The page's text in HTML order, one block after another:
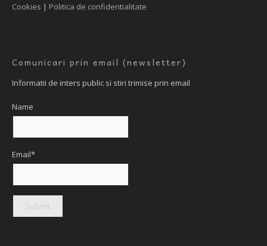
Cookies | Politica de confidentialitate
Comunicari prin email (newsletter)
Informatii de inters public si stiri trimise prin email
Name
Email*